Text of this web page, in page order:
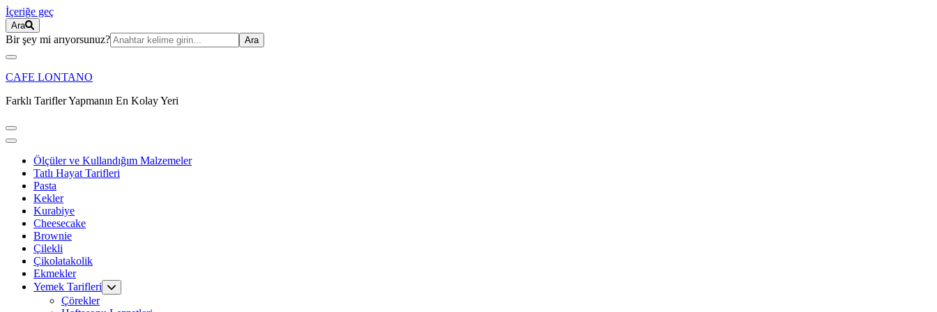
İçeriğe geç
Ara
Ara:
Bir şey mi arıyorsunuz?
CAFE LONTANO
Farklı Tarifler Yapmanın En Kolay Yeri
Ölçüler ve Kullandığım Malzemeler
Tatlı Hayat Tarifleri
Pasta
Kekler
Kurabiye
Cheesecake
Brownie
Çilekli
Çikolatakolik
Ekmekler
Yemek Tarifleri
Çörekler